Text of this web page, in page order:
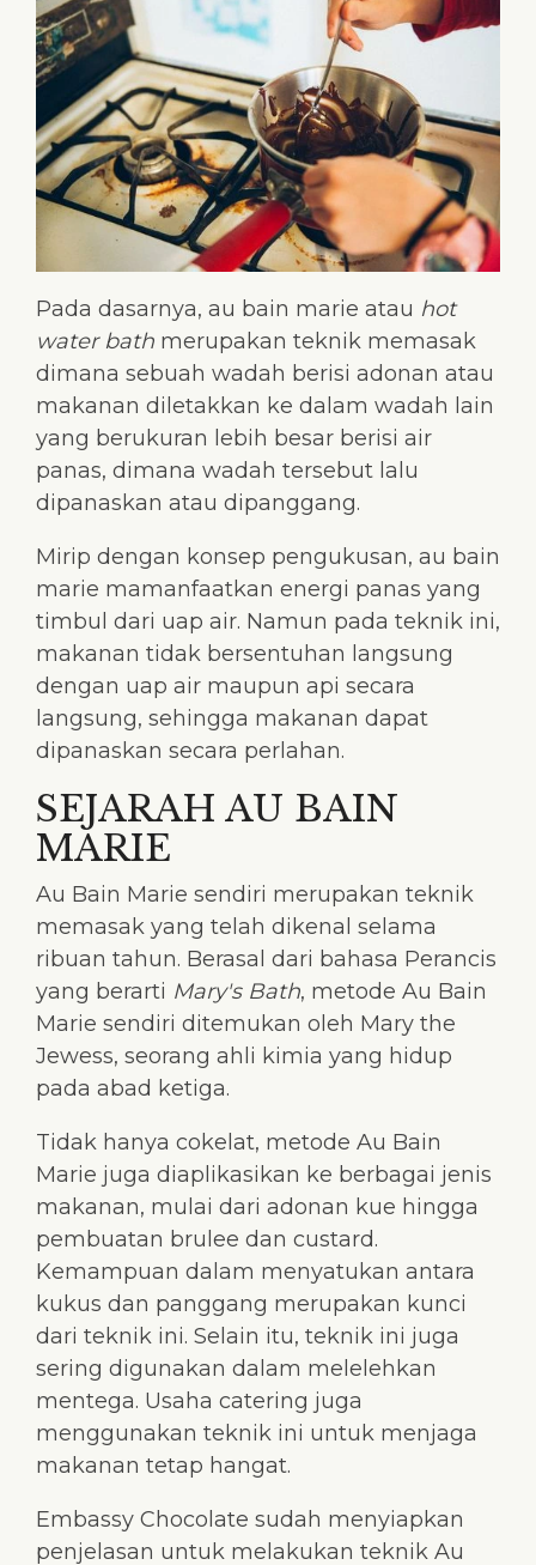
Pada dasarnya, au bain marie atau hot
water bath merupakan teknik memasak
dimana sebuah wadah berisi adonan atau
makanan diletakkan ke dalam wadah lain
yang berukuran lebih besar berisi air
panas, dimana wadah tersebut lalu
dipanaskan atau dipanggang.
Mirip dengan konsep pengukusan, au bain
marie mamanfaatkan energi panas yang
timbul dari uap air. Namun pada teknik ini,
makanan tidak bersentuhan langsung
dengan uap air maupun api secara
langsung, sehingga makanan dapat
dipanaskan secara perlahan.
SEJARAH AU BAIN
MARIE
Au Bain Marie sendiri merupakan teknik
memasak yang telah dikenal selama
ribuan tahun. Berasal dari bahasa Perancis
yang berarti Mary's Bath, metode Au Bain
Marie sendiri ditemukan oleh Mary the
Jewess, seorang ahli kimia yang hidup
pada abad ketiga.
Tidak hanya cokelat, metode Au Bain
Marie juga diaplikasikan ke berbagai jenis
makanan, mulai dari adonan kue hingga
pembuatan brulee dan custard.
Kemampuan dalam menyatukan antara
kukus dan panggang merupakan kunci
dari teknik ini. Selain itu, teknik ini juga
sering digunakan dalam melelehkan
mentega. Usaha catering juga
menggunakan teknik ini untuk menjaga
makanan tetap hangat.
Embassy Chocolate sudah menyiapkan
penjelasan untuk melakukan teknik Au